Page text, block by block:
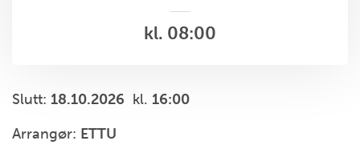
kl. 08:00
Slutt: 18.10.2026 kl. 16:00
Arrangør: ETTU